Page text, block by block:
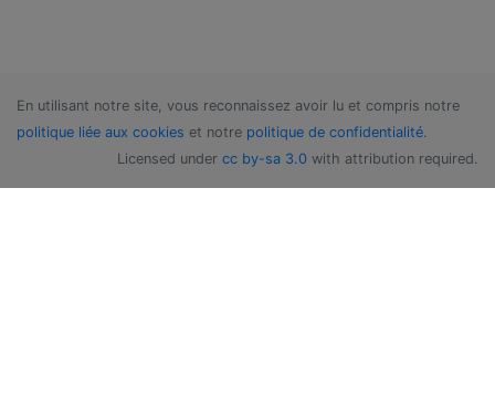
En utilisant notre site, vous reconnaissez avoir lu et compris notre
politique liée aux cookies et notre politique de confidentialité.
Licensed under cc by-sa 3.0 with attribution required.